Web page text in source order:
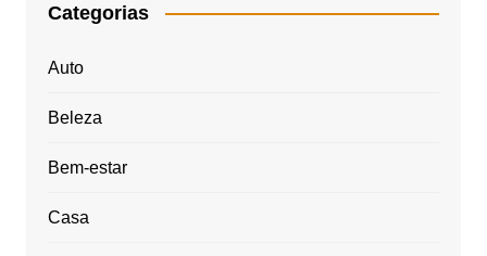
Categorias
Auto
Beleza
Bem-estar
Casa